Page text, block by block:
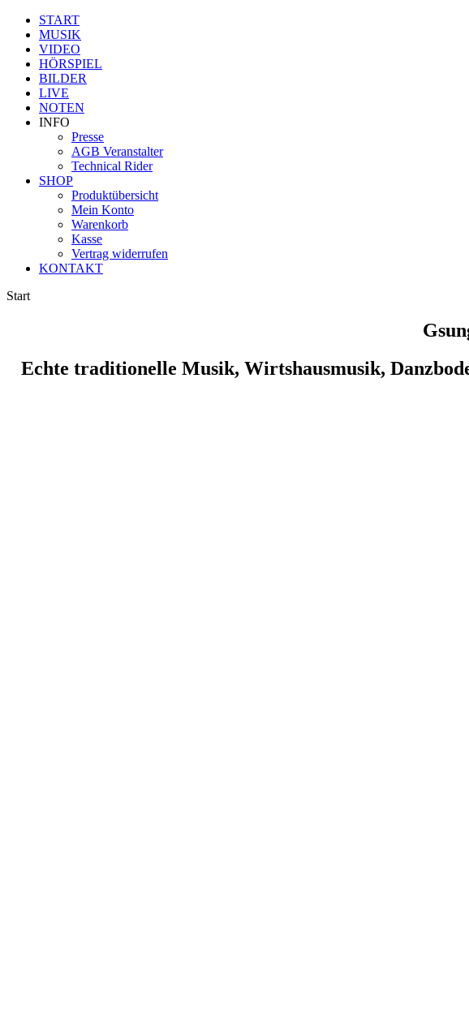
START
MUSIK
VIDEO
HÖRSPIEL
BILDER
LIVE
NOTEN
INFO
Presse
AGB Veranstalter
Technical Rider
SHOP
Produktübersicht
Mein Konto
Warenkorb
Kasse
Vertrag widerrufen
KONTAKT
Start
Echte traditionelle Musik, Wirtshausmusik,